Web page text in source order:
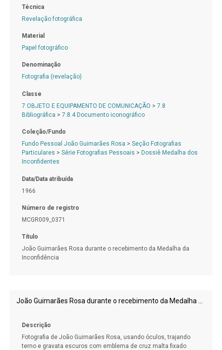
Técnica
Revelação fotográfica
Material
Papel fotográfico
Denominação
Fotografia (revelação)
Classe
7 OBJETO E EQUIPAMENTO DE COMUNICAÇÃO > 7.8
Bibliográfica > 7.8.4 Documento iconográfico
Coleção/Fundo
Fundo Pessoal João Guimarães Rosa > Seção Fotografias
Particulares > Série Fotografias Pessoais > Dossiê Medalha dos
Inconfidentes
Data/Data atribuída
1966
Número de registro
MCGR009_0371
Título
João Guimarães Rosa durante o recebimento da Medalha da
Inconfidência
João Guimarães Rosa durante o recebimento da Medalha da Inconfidência
Descrição
Fotografia de João Guimarães Rosa, usando óculos, trajando
terno e gravata escuros com emblema de cruz malta fixado